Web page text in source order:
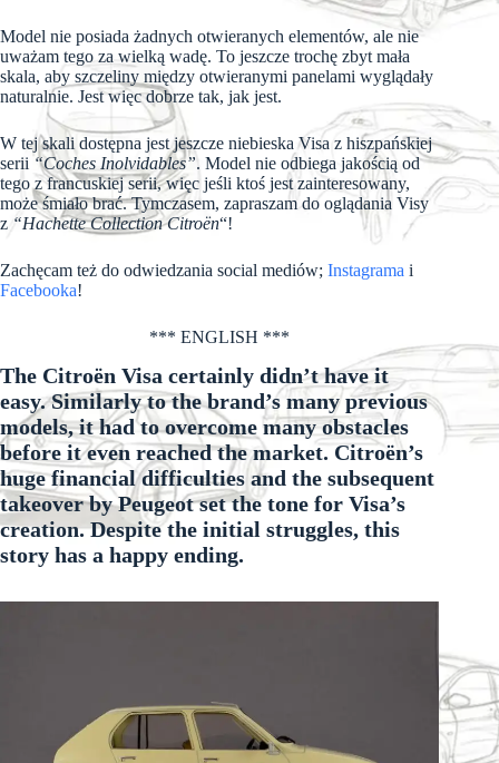
Model nie posiada żadnych otwieranych elementów, ale nie
uważam tego za wielką wadę. To jeszcze trochę zbyt mała
skala, aby szczeliny między otwieranymi panelami wyglądały
naturalnie. Jest więc dobrze tak, jak jest.
W tej skali dostępna jest jeszcze niebieska Visa z hiszpańskiej
serii “Coches Inolvidables”. Model nie odbiega jakością od
tego z francuskiej serii, więc jeśli ktoś jest zainteresowany,
może śmiało brać. Tymczasem, zapraszam do oglądania Visy
z “Hachette Collection Citroën“!
Zachęcam też do odwiedzania social mediów; Instagrama i
Facebooka!
*** ENGLISH ***
The Citroën Visa certainly didn’t have it
easy. Similarly to the brand’s many previous
models, it had to overcome many obstacles
before it even reached the market. Citroën’s
huge financial difficulties and the subsequent
takeover by Peugeot set the tone for Visa’s
creation. Despite the initial struggles, this
story has a happy ending.